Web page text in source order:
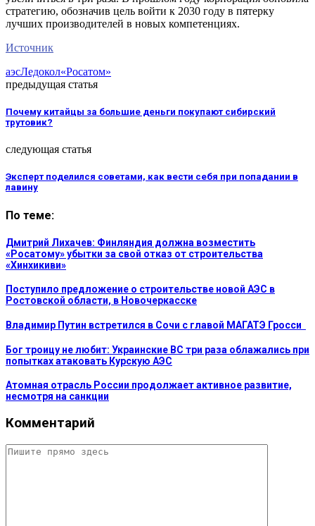
стратегию, обозначив цель войти к 2030 году в пятерку
лучших производителей в новых компетенциях.
Источник
аэсЛедокол«Росатом»
предыдущая статья
Почему китайцы за большие деньги покупают сибирский
трутовик?
следующая статья
Эксперт поделился советами, как вести себя при попадании в
лавину
По теме:
Дмитрий Лихачев: Финляндия должна возместить
«Росатому» убытки за свой отказ от строительства
«Хинхикиви»
Поступило предложение о строительстве новой АЭС в
Ростовской области, в Новочеркасске
Владимир Путин встретился в Сочи с главой МАГАТЭ Гросси
Бог троицу не любит: Украинские ВС три раза облажались при
попытках атаковать Курскую АЭС
Атомная отрасль России продолжает активное развитие,
несмотря на санкции
Комментарий